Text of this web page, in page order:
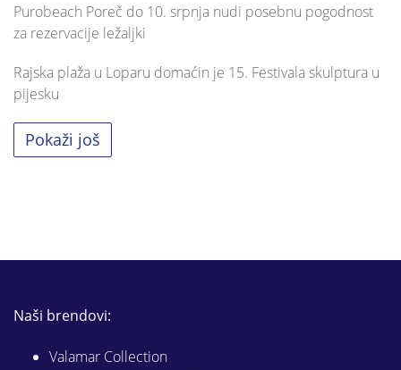
Purobeach Poreč do 10. srpnja nudi posebnu pogodnost
za rezervacije ležaljki
Rajska plaža u Loparu domaćin je 15. Festivala skulptura u
pijesku
Pokaži još
Naši brendovi:
Valamar Collection